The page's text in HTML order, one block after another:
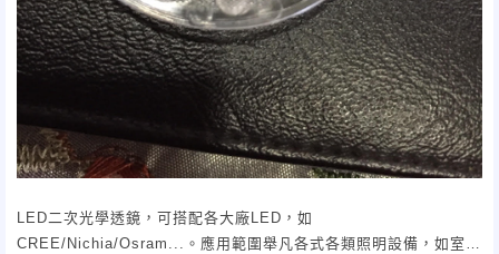
LED二次光學透鏡，可搭配各大廠LED，如
CREE/Nichia/Osram...。應用範圍舉凡各式各類照明設備，如室內